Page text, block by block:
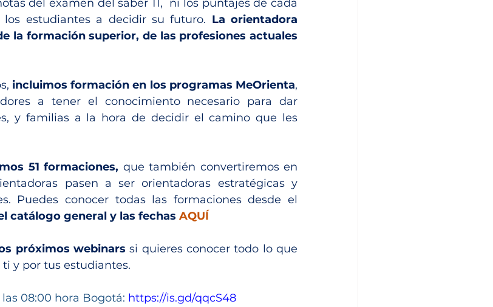
del examen del saber 11,  ni los puntajes de cada
estudiantes a decidir su futuro. La orientadora
la formación superior, de las profesiones actuales
incluimos formación en los programas MeOrienta,
a tener el conocimiento necesario para dar
y familias a la hora de decidir el camino que les
51 formaciones, que también convertiremos en
pasen a ser orientadoras estratégicas y
Puedes conocer todas las formaciones desde el
catálogo general y las fechas AQUÍ
próximos webinars si quieres conocer todo lo que
y por tus estudiantes.
las 08:00 hora Bogotá: https://is.gd/qqcS48